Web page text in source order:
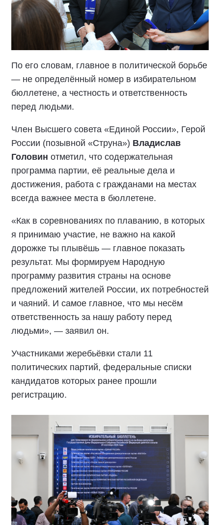
По его словам, главное в политической борьбе
— не определённый номер в избирательном
бюллетене, а честность и ответственность
перед людьми.
Член Высшего совета «Единой России», Герой
России (позывной «Струна») Владислав
Головин отметил, что содержательная
программа партии, её реальные дела и
достижения, работа с гражданами на местах
всегда важнее места в бюллетене.
«Как в соревнованиях по плаванию, в которых
я принимаю участие, не важно на какой
дорожке ты плывёшь — главное показать
результат. Мы формируем Народную
программу развития страны на основе
предложений жителей России, их потребностей
и чаяний. И самое главное, что мы несём
ответственность за нашу работу перед
людьми», — заявил он.
Участниками жеребьёвки стали 11
политических партий, федеральные списки
кандидатов которых ранее прошли
регистрацию.